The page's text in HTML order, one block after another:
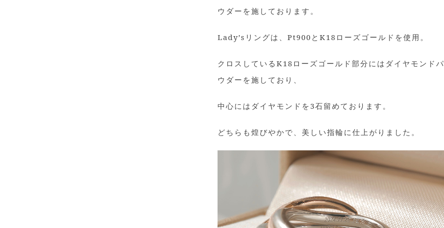
ウダーを施しております。
Lady’sリングは、Pt900とK18ローズゴールドを使用。
クロスしているK18ローズゴールド部分にはダイヤモンドパ
ウダーを施しており、
中心にはダイヤモンドを3石留めております。
どちらも煌びやかで、美しい指輪に仕上がりました。